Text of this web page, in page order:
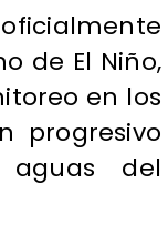
de El Niño,
en los
progresivo
del